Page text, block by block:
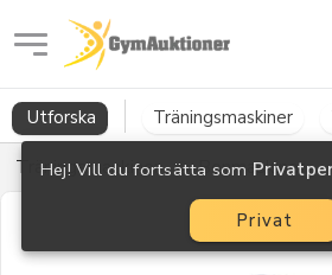
Hej! Vill du fortsätta som
Privat
Utforska Träningsmaskiner
Träningsmaskiner →Benmaskiner